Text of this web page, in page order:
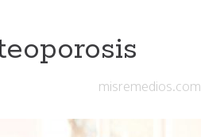
misremedios.com